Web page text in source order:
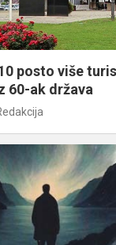
posto više
60-ak država